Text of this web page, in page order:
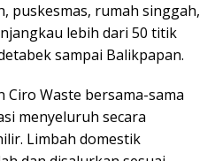
puskesmas, rumah singgah,
lebih dari 50 titik
sampai Balikpapan.
Ciro Waste bersama-sama
menyeluruh secara
Limbah domestik